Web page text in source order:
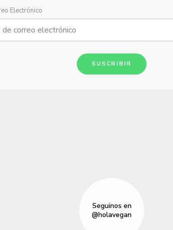
Electrónico
SUSCRIBIR
Seguinos en
@holavegan